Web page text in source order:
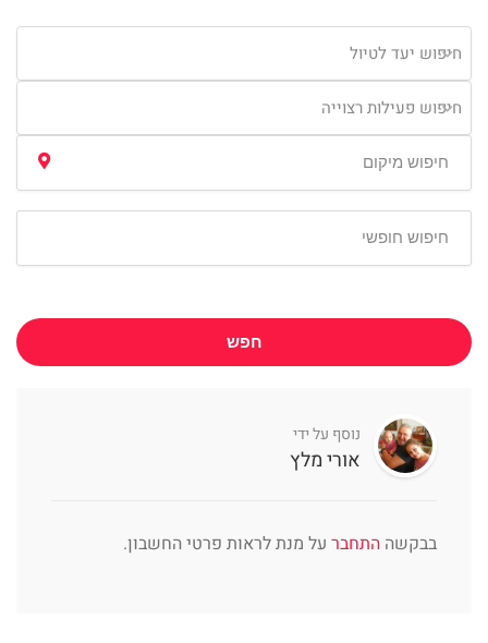
חיפוש יעד לטיול
חיפוש פעילות רצוייה
חפש
נוסף על ידי
אורי מלץ
בבקשה התחבר על מנת לראות פרטי החשבון.